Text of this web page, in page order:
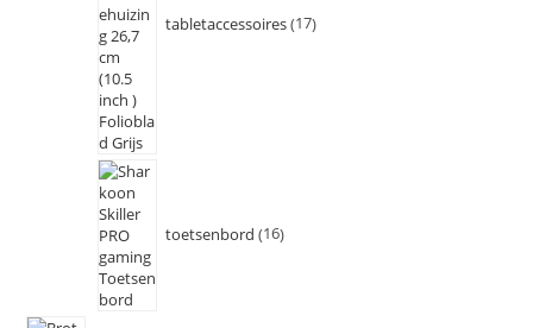
tabletaccessoires 17
toetsenbord 16